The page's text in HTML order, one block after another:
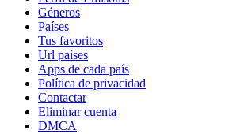
Géneros
Países
Tus favoritos
Url países
Apps de cada país
Política de privacidad
Contactar
Eliminar cuenta
DMCA